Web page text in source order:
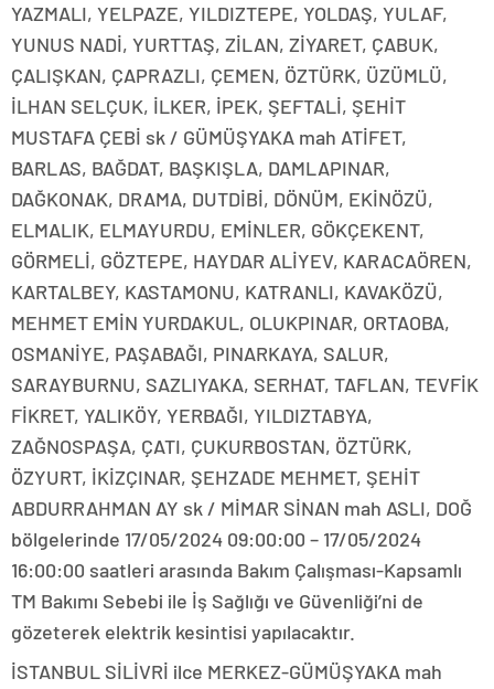
YAZMALI, YELPAZE, YILDIZTEPE, YOLDAŞ, YULAF,
YUNUS NADİ, YURTTAŞ, ZİLAN, ZİYARET, ÇABUK,
ÇALIŞKAN, ÇAPRAZLI, ÇEMEN, ÖZTÜRK, ÜZÜMLÜ,
İLHAN SELÇUK, İLKER, İPEK, ŞEFTALİ, ŞEHİT
MUSTAFA ÇEBİ sk / GÜMÜŞYAKA mah ATİFET,
BARLAS, BAĞDAT, BAŞKIŞLA, DAMLAPINAR,
DAĞKONAK, DRAMA, DUTDİBİ, DÖNÜM, EKİNÖZÜ,
ELMALIK, ELMAYURDU, EMİNLER, GÖKÇEKENT,
GÖRMELİ, GÖZTEPE, HAYDAR ALİYEV, KARACAÖREN,
KARTALBEY, KASTAMONU, KATRANLI, KAVAKÖZÜ,
MEHMET EMİN YURDAKUL, OLUKPINAR, ORTAOBA,
OSMANİYE, PAŞABAĞI, PINARKAYA, SALUR,
SARAYBURNU, SAZLIYAKA, SERHAT, TAFLAN, TEVFİK
FİKRET, YALIKÖY, YERBAĞI, YILDIZTABYA,
ZAĞNOSPAŞA, ÇATI, ÇUKURBOSTAN, ÖZTÜRK,
ÖZYURT, İKİZÇINAR, ŞEHZADE MEHMET, ŞEHİT
ABDURRAHMAN AY sk / MİMAR SİNAN mah ASLI, DOĞ
bölgelerinde 17/05/2024 09:00:00 – 17/05/2024
16:00:00 saatleri arasında Bakım Çalışması-Kapsamlı
TM Bakımı Sebebi ile İş Sağlığı ve Güvenliği’ni de
gözeterek elektrik kesintisi yapılacaktır.
İSTANBUL SİLİVRİ ilce MERKEZ-GÜMÜŞYAKA mah